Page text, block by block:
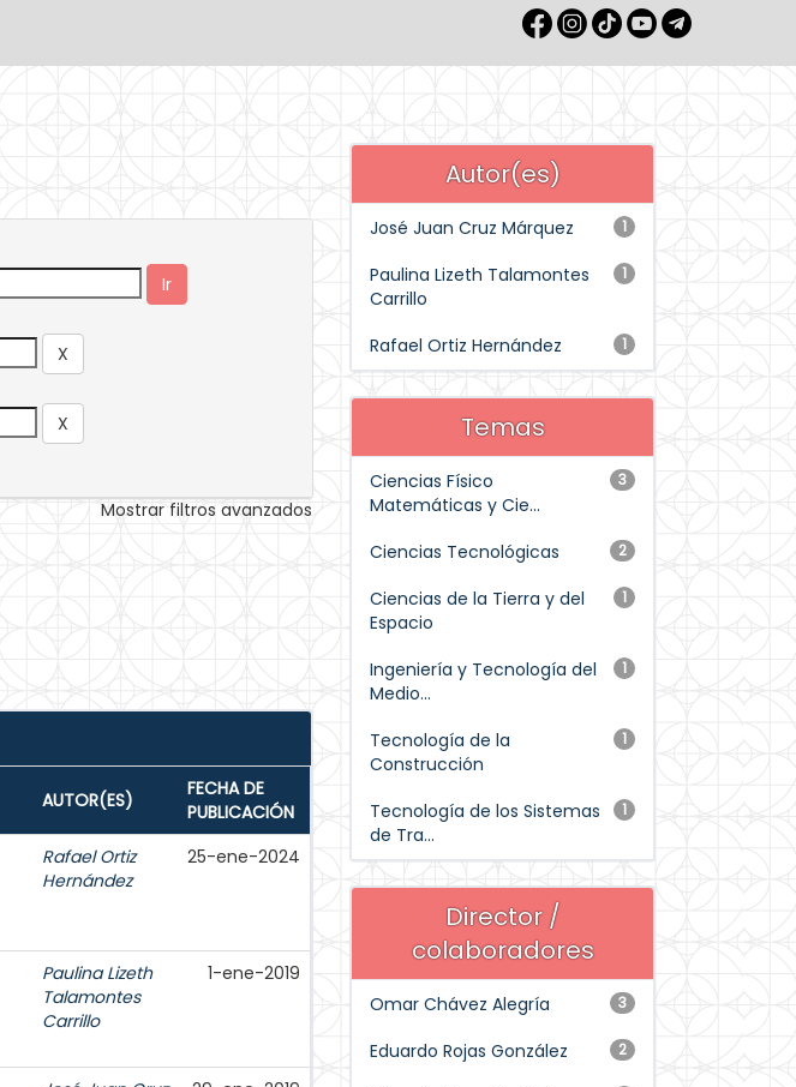
Mostrar filtros avanzados
AUTOR(ES)
FECHA DE
PUBLICACIÓN
Rafael Ortiz
Hernández
25-ene-2024
Paulina Lizeth
Talamontes
Carrillo
1-ene-2019
Autor(es)
1
José Juan Cruz Márquez
1
Paulina Lizeth Talamontes
Carrillo
1
Rafael Ortiz Hernández
Temas
3
Ciencias Físico
Matemáticas y Cie...
2
Ciencias Tecnológicas
1
Ciencias de la Tierra y del
Espacio
1
Ingeniería y Tecnología del
Medio...
1
Tecnología de la
Construcción
1
Tecnología de los Sistemas
de Tra...
Director /
colaboradores
3
Omar Chávez Alegría
2
Eduardo Rojas González